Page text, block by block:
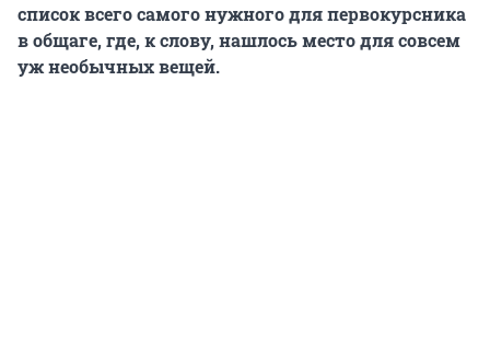
список всего самого нужного для первокурсника
в общаге, где, к слову, нашлось место для совсем
уж необычных вещей.